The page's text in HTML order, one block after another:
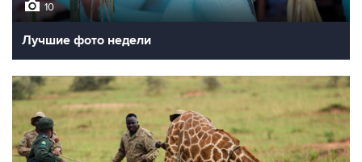
10
Лучшие фото недели